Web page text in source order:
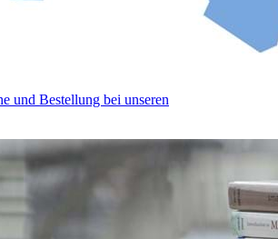
und Bestellung bei unseren